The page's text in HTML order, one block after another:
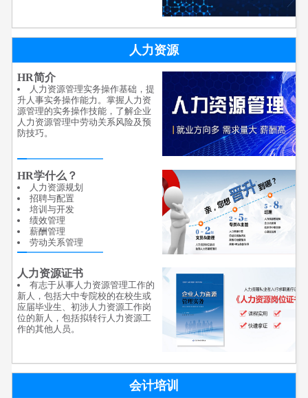
人力资源
HR简介
人力资源管理实务操作基础，提
升人事实务操作能力。掌握人力资
源管理的实务操作技能，了解企业
人力资源管理中劳动关系风险及预
防技巧。
HR学什么？
人力资源规划
招聘与配置
培训与开发
绩效管理
薪酬管理
劳动关系管理
人力资源证书
有志于从事人力资源管理工作的
新人，包括大中专院校的在校生或
应届毕业生、初涉人力资源工作岗
位的新人，包括拟转行人力资源工
作的其他人员。
会计培训